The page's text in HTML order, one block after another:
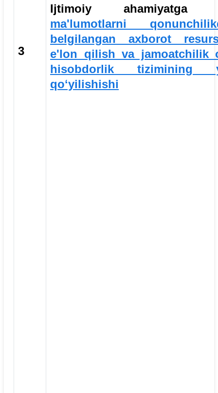
3
Ijtimoiy ahamiyatga
ma'lumotlarni
belgilangan axborot
e'lon qilish va jamoatchilik
hisobdorlik tizimining
qoʻyilishishi